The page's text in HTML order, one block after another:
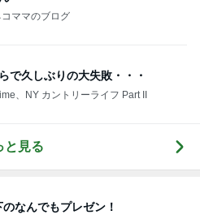
ママのブログ
で久しぶりの大失敗・・・
、NY カントリーライフ Part II
と見る
なんでもプレゼン！